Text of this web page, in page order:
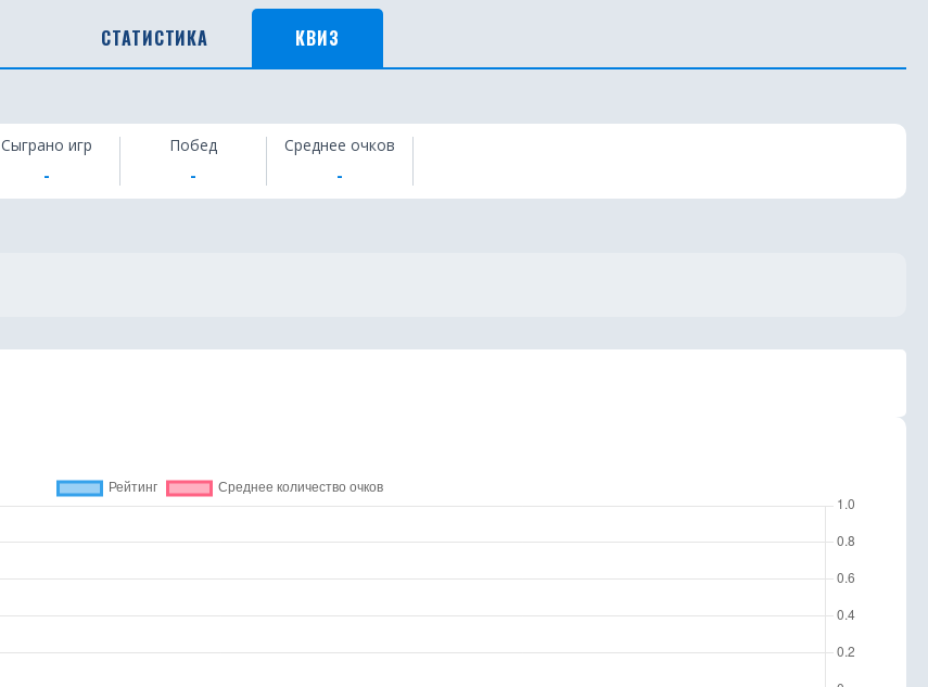
СТАТИСТИКА КВИЗ
Сыграно игр
-
Побед
-
Среднее очков
-